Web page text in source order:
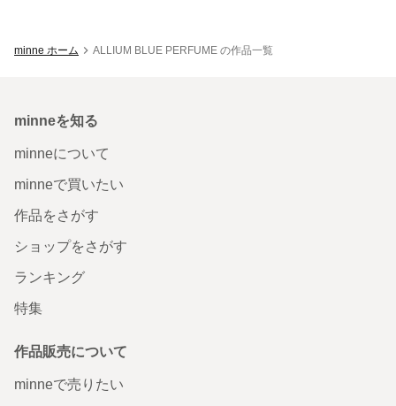
minne ホーム ALLIUM BLUE PERFUME の作品一覧
minneを知る
minneについて
minneで買いたい
作品をさがす
ショップをさがす
ランキング
特集
作品販売について
minneで売りたい